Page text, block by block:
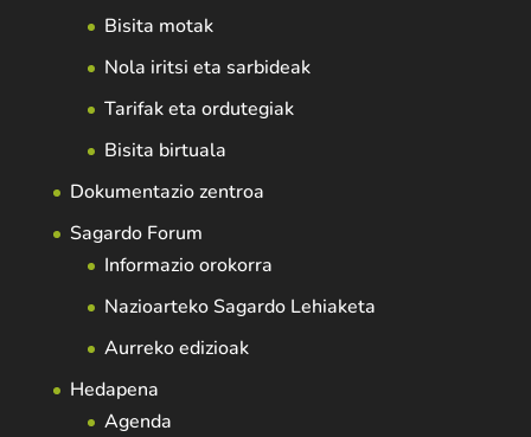
Bisita motak
Nola iritsi eta sarbideak
Tarifak eta ordutegiak
Bisita birtuala
Dokumentazio zentroa
Sagardo Forum
Informazio orokorra
Nazioarteko Sagardo Lehiaketa
Aurreko edizioak
Hedapena
Agenda